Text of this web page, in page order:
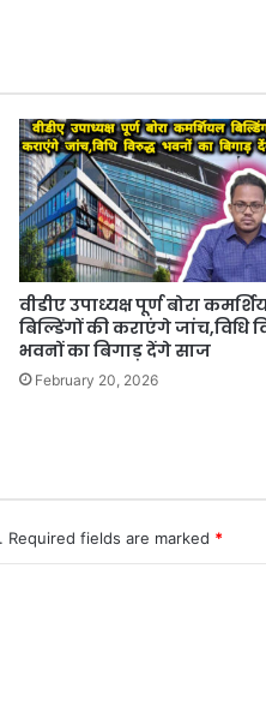
वीडीए उपाध्यक्ष पूर्ण बोरा
बिल्डिंगों की कराएंगे जांच,विधि
भवनों का बिगाड़ देंगे साज
February 20, 2026
Required fields are marked *